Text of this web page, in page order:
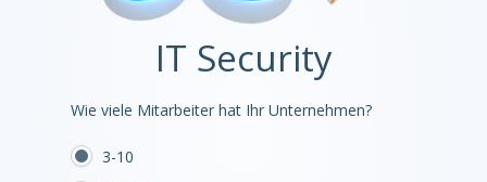
IT Security
Wie viele Mitarbeiter hat Ihr Unternehmen?
3-10